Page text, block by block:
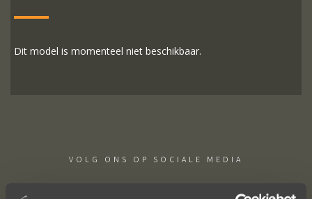
Dit model is momenteel niet beschikbaar.
VOLG ONS OP SOCIALE MEDIA